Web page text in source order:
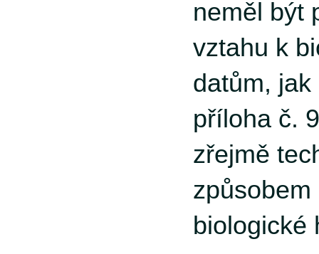
neměl být
vztahu k
datům,
příloha č.
zřejmě
biologické